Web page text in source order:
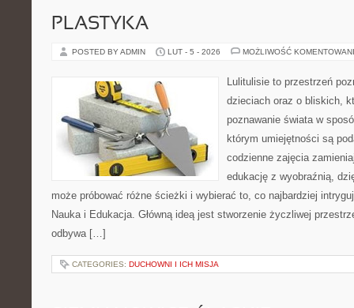
PLASTYKA
POSTED BY ADMIN LUT - 5 - 2026 MOŻLIWOŚĆ
Lulitulisie to przestrzeń
dzieciach oraz o bliskich,
poznawanie świata w
którym umiejętności są
codzienne zajęcia
edukację z wyobraźnią,
może próbować różne ścieżki i wybierać to, co najbardziej
Nauka i Edukacja. Główną ideą jest stworzenie życzliwej
odbywa […]
CATEGORIES: DUCHOWNI I ICH MISJA